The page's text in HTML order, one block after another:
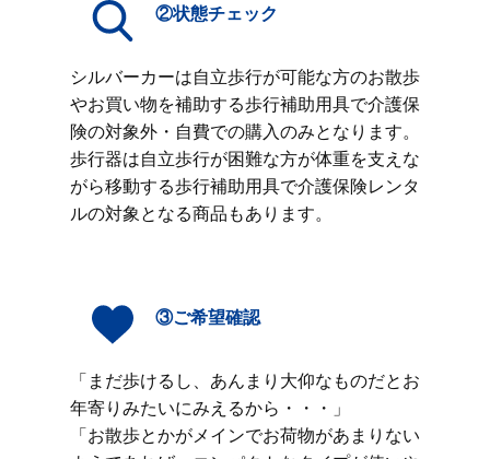
②状態チェック
シルバーカーは自立歩行が可能な方のお散歩
やお買い物を補助する歩行補助用具で介護保
険の対象外・自費での購入のみとなります。
歩行器は自立歩行が困難な方が体重を支えな
がら移動する歩行補助用具で介護保険レンタ
ルの対象となる商品もあります。
③ご希望確認
「まだ歩けるし、あんまり大仰なものだとお
年寄りみたいにみえるから・・・」
「お散歩とかがメインでお荷物があまりない